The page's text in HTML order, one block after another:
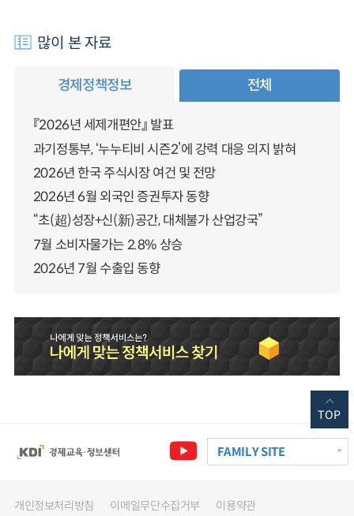
많이 본 자료
경제정책정보 전체
『2026년 세제개편안』 발표
과기정통부, ‘누누티비 시즌2’에 강력 대응 의지 밝혀
2026년 한국 주식시장 여건 및 전망
2026년 6월 외국인 증권투자 동향
“초(超)성장+신(新)공간, 대체불가 산업강국”
7월 소비자물가는 2.8% 상승
2026년 7월 수출입 동향
FAMILY SITE
개인정보처리방침 이메일무단수집거부 이용약관
TOP